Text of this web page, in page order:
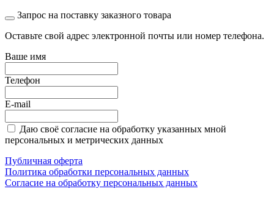
Запрос на поставку заказного товара
Оставьте свой адрес электронной почты или номер телефона.
Ваше имя
Телефон
E-mail
Даю своё согласие на обработку указанных мной
персональных и метрических данных
Публичная оферта
Политика обработки персональных данных
Согласие на обработку персональных данных